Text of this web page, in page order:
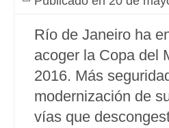
Río de Janeiro ha
acoger la Copa del
2016. Más
modernización de
vías que